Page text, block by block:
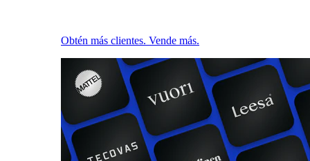
Obtén más clientes. Vende más.